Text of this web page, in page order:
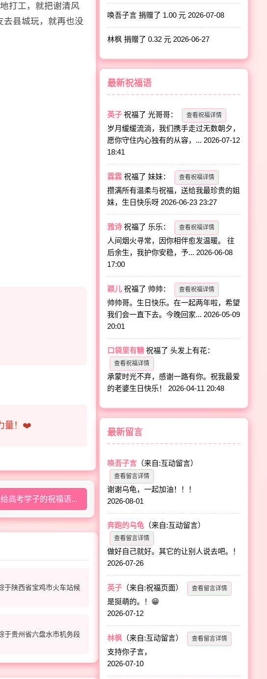
打工，就把谢清风
去县城玩，就再也没
量！❤️
高考学子的祝福语...
于陕西省宝鸡市火车站候
于贵州省六盘水市机务段
唤吾子言 捐赠了 1.00 元 2026-07-08
林枫 捐赠了 0.32 元 2026-06-27
最新祝福语
英子 祝福了光哥哥： 查看祝福详情
岁月缓缓流淌，我们携手走过无数朝夕，
愿你守住内心独有的从容，... 2026-07-12
18:41
霖霖 祝福了妹妹： 查看祝福详情
攒满所有温柔与祝福，送给我最珍贵的姐
妹，生日快乐呀 2026-06-23 23:27
雅诗 祝福了 乐乐： 查看祝福详情
人间烟火寻常，因你相伴愈发温暖。 往
后余生，我护你安稳，予... 2026-06-08
17:00
颖儿 祝福了 帅帅： 查看祝福详情
帅帅哥。生日快乐。在一起两年啦，希望
我们会一直下去。今晚回家... 2026-05-09
20:01
口袋里有糖 祝福了头发上有花：
查看祝福详情
承蒙时光不弃，感谢一路有你。祝我最爱
的老婆生日快乐！
2026-04-11 20:48
最新留言
唤吾子言 （来自:互动留言）
查看留言详情
谢谢乌龟，一起加油！！！
2026-08-01
奔跑的乌龟 （来自:互动留言）
查看留言详情
做好自己就好。其它的让别人说去吧。！
2026-07-26
英子 （来自:祝福页面） 查看留言详情
是挺萌的。！😁
2026-07-12
林枫 （来自:互动留言） 查看留言详情
支持你子言，
2026-07-10